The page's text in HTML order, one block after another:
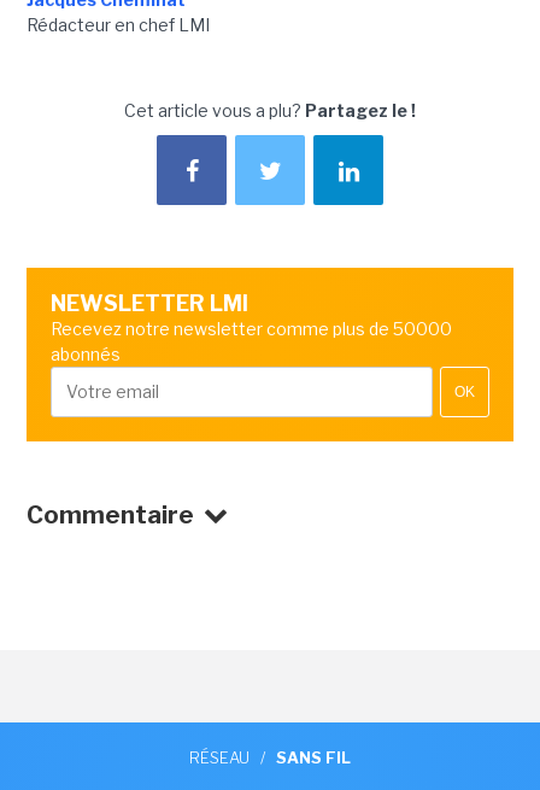
Rédacteur en chef LMI
Cet article vous a plu? Partagez le !
NEWSLETTER LMI
Recevez notre newsletter comme plus de 50000
abonnés
OK
Commentaire
RÉSEAU / SANS FIL